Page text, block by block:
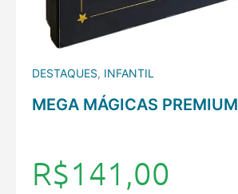
DESTAQUES, INFANTIL
MEGA MÁGICAS PREMIUM
R$141,00